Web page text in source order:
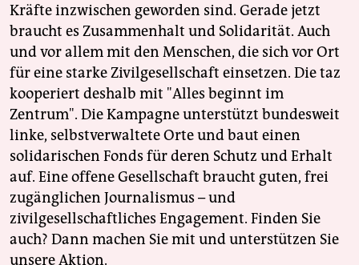
Kräfte inzwischen geworden sind. Gerade jetzt
braucht es Zusammenhalt und Solidarität. Auch
und vor allem mit den Menschen, die sich vor Ort
für eine starke Zivilgesellschaft einsetzen. Die taz
kooperiert deshalb mit "Alles beginnt im
Zentrum". Die Kampagne unterstützt bundesweit
linke, selbstverwaltete Orte und baut einen
solidarischen Fonds für deren Schutz und Erhalt
auf. Eine offene Gesellschaft braucht guten, frei
zugänglichen Journalismus – und
zivilgesellschaftliches Engagement. Finden Sie
auch? Dann machen Sie mit und unterstützen Sie
unsere Aktion.